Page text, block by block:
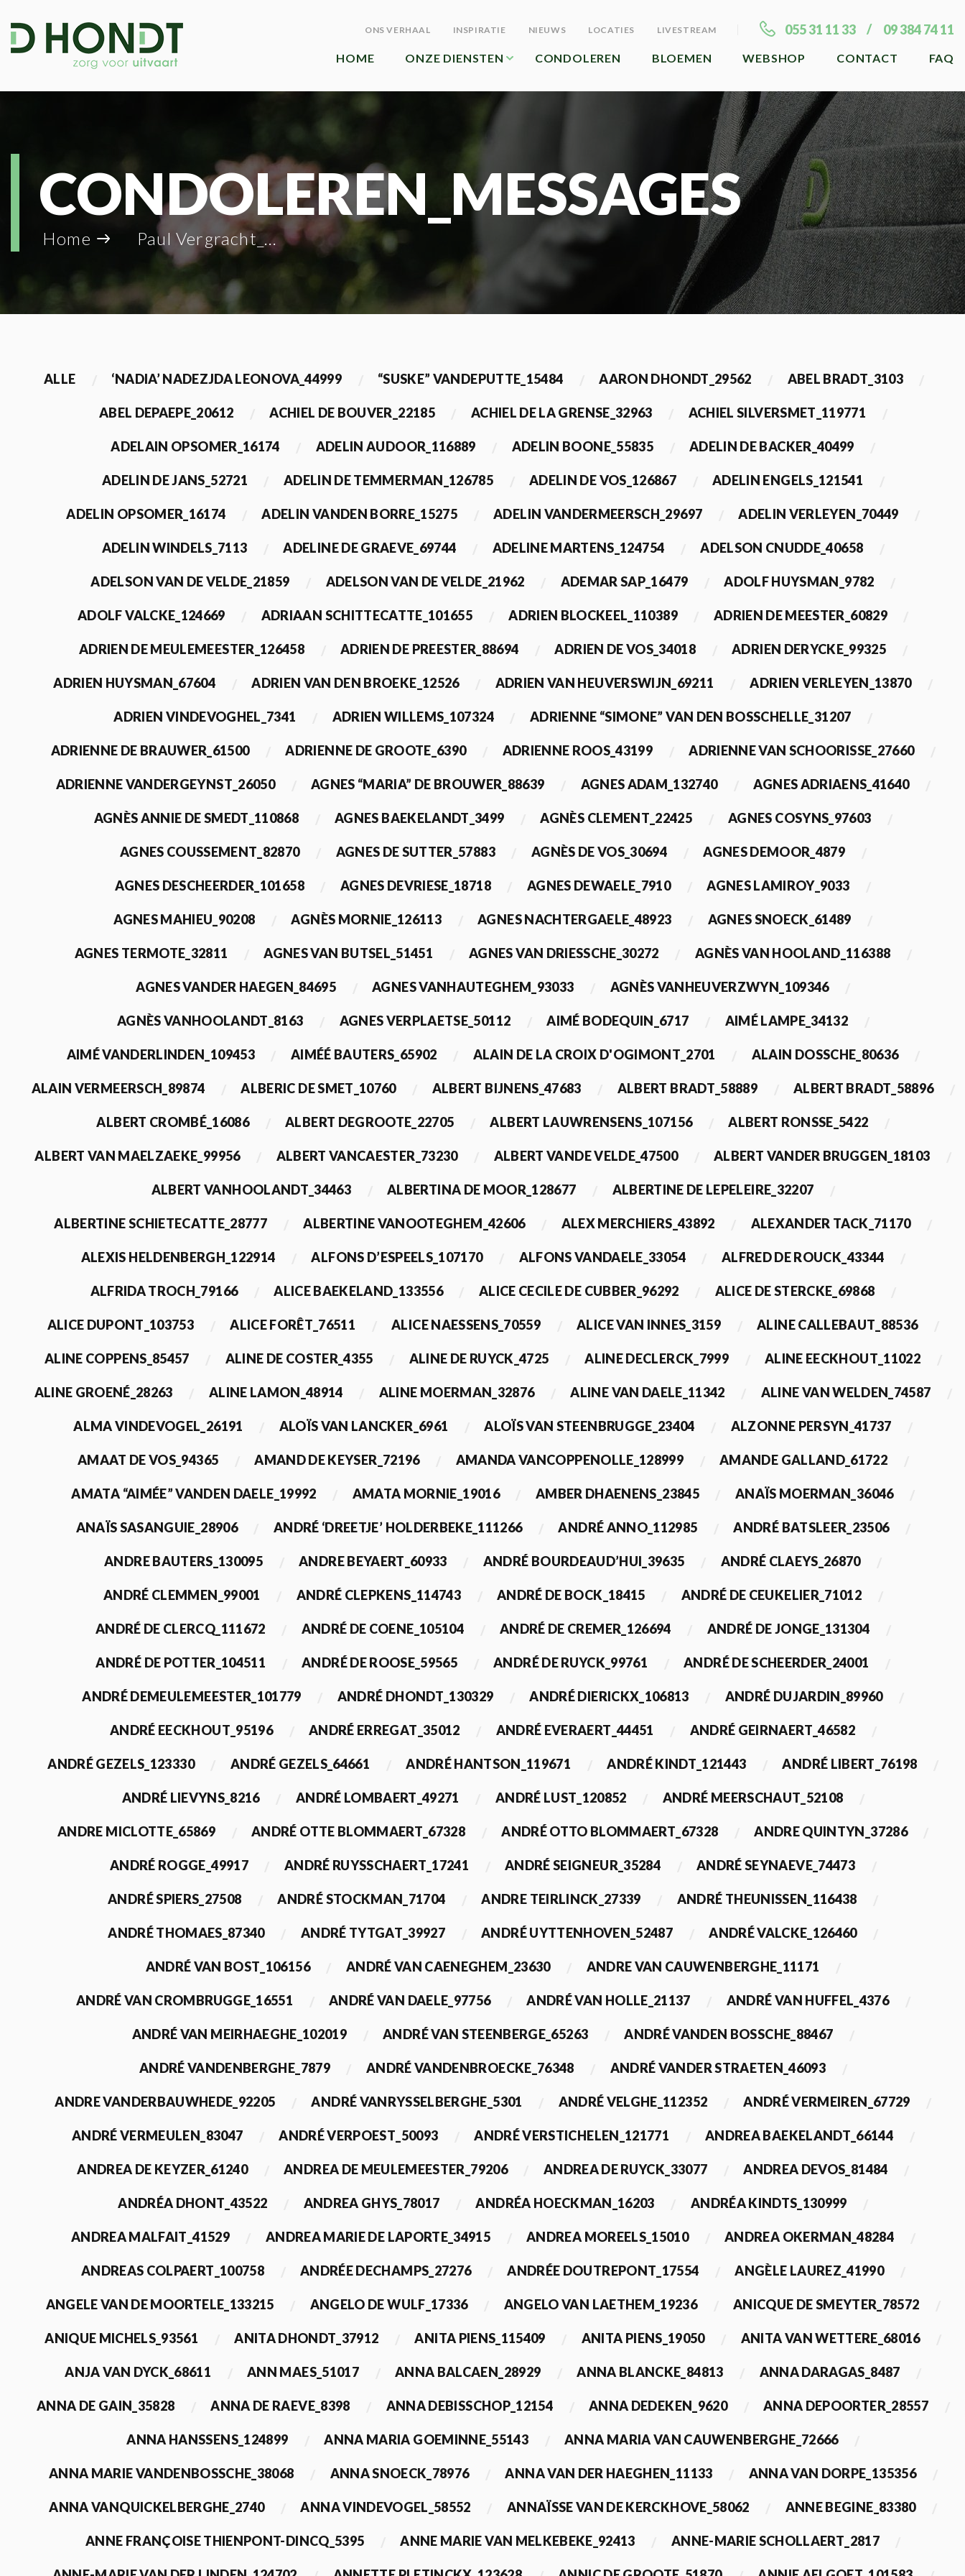
ONS VERHAAL INSPIRATIE NIEUWS LOCATIES LIVESTREAM 055 31 11 33 09 384 74 11
HOME ONZE DIENSTEN CONDOLEREN BLOEMEN WEBSHOP CONTACT FAQ
CONDOLEREN_MESSAGES
Home Paul Vergracht_17303
ALLE ‘NADIA’ NADEZJDA LEONOVA_44999 “SUSKE” VANDEPUTTE_15484 AARON DHONDT_29562 ABEL BRADT_3103
ABEL DEPAEPE_20612 ACHIEL DE BOUVER_22185 ACHIEL DE LA GRENSE_32963 ACHIEL SILVERSMET_119771
ADELAIN OPSOMER_16174 ADELIN AUDOOR_116889 ADELIN BOONE_55835 ADELIN DE BACKER_40499
ADELIN DE JANS_52721 ADELIN DE TEMMERMAN_126785 ADELIN DE VOS_126867 ADELIN ENGELS_121541
ADELIN OPSOMER_16174 ADELIN VANDEN BORRE_15275 ADELIN VANDERMEERSCH_29697 ADELIN VERLEYEN_70449
ADELIN WINDELS_7113 ADELINE DE GRAEVE_69744 ADELINE MARTENS_124754 ADELSON CNUDDE_40658
ADELSON VAN DE VELDE_21859 ADELSON VAN DE VELDE_21962 ADEMAR SAP_16479 ADOLF HUYSMAN_9782
ADOLF VALCKE_124669 ADRIAAN SCHITTECATTE_101655 ADRIEN BLOCKEEL_110389 ADRIEN DE MEESTER_60829
ADRIEN DE MEULEMEESTER_126458 ADRIEN DE PREESTER_88694 ADRIEN DE VOS_34018 ADRIEN DERYCKE_99325
ADRIEN HUYSMAN_67604 ADRIEN VAN DEN BROEKE_12526 ADRIEN VAN HEUVERSWIJN_69211 ADRIEN VERLEYEN_13870
ADRIEN VINDEVOGHEL_7341 ADRIEN WILLEMS_107324 ADRIENNE “SIMONE” VAN DEN BOSSCHELLE_31207
ADRIENNE DE BRAUWER_61500 ADRIENNE DE GROOTE_6390 ADRIENNE ROOS_43199 ADRIENNE VAN SCHOORISSE_27660
ADRIENNE VANDERGEYNST_26050 AGNES “MARIA” DE BROUWER_88639 AGNES ADAM_132740 AGNES ADRIAENS_41640
AGNÈS ANNIE DE SMEDT_110868 AGNES BAEKELANDT_3499 AGNÈS CLEMENT_22425 AGNES COSYNS_97603
AGNES COUSSEMENT_82870 AGNES DE SUTTER_57883 AGNÈS DE VOS_30694 AGNES DEMOOR_4879
AGNES DESCHEERDER_101658 AGNES DEVRIESE_18718 AGNES DEWAELE_7910 AGNES LAMIROY_9033
AGNES MAHIEU_90208 AGNÈS MORNIE_126113 AGNES NACHTERGAELE_48923 AGNES SNOECK_61489
AGNES TERMOTE_32811 AGNES VAN BUTSEL_51451 AGNES VAN DRIESSCHE_30272 AGNÈS VAN HOOLAND_116388
AGNES VANDER HAEGEN_84695 AGNES VANHAUTEGHEM_93033 AGNÈS VANHEUVERZWYN_109346
AGNÈS VANHOOLANDT_8163 AGNES VERPLAETSE_50112 AIMÉ BODEQUIN_6717 AIMÉ LAMPE_34132
AIMÉ VANDERLINDEN_109453 AIMÉÉ BAUTERS_65902 ALAIN DE LA CROIX D'OGIMONT_2701 ALAIN DOSSCHE_80636
ALAIN VERMEERSCH_89874 ALBERIC DE SMET_10760 ALBERT BIJNENS_47683 ALBERT BRADT_58889 ALBERT BRADT_58896
ALBERT CROMBÉ_16086 ALBERT DEGROOTE_22705 ALBERT LAUWRENSENS_107156 ALBERT RONSSE_5422
ALBERT VAN MAELZAEKE_99956 ALBERT VANCAESTER_73230 ALBERT VANDE VELDE_47500 ALBERT VANDER BRUGGEN_18103
ALBERT VANHOOLANDT_34463 ALBERTINA DE MOOR_128677 ALBERTINE DE LEPELEIRE_32207
ALBERTINE SCHIETECATTE_28777 ALBERTINE VANOOTEGHEM_42606 ALEX MERCHIERS_43892 ALEXANDER TACK_71170
ALEXIS HELDENBERGH_122914 ALFONS D’ESPEELS_107170 ALFONS VANDAELE_33054 ALFRED DE ROUCK_43344
ALFRIDA TROCH_79166 ALICE BAEKELAND_133556 ALICE CECILE DE CUBBER_96292 ALICE DE STERCKE_69868
ALICE DUPONT_103753 ALICE FORÊT_76511 ALICE NAESSENS_70559 ALICE VAN INNES_3159 ALINE CALLEBAUT_88536
ALINE COPPENS_85457 ALINE DE COSTER_4355 ALINE DE RUYCK_4725 ALINE DECLERCK_7999 ALINE EECKHOUT_11022
ALINE GROENÉ_28263 ALINE LAMON_48914 ALINE MOERMAN_32876 ALINE VAN DAELE_11342 ALINE VAN WELDEN_74587
ALMA VINDEVOGEL_26191 ALOÏS VAN LANCKER_6961 ALOÏS VAN STEENBRUGGE_23404 ALZONNE PERSYN_41737
AMAAT DE VOS_94365 AMAND DE KEYSER_72196 AMANDA VANCOPPENOLLE_128999 AMANDE GALLAND_61722
AMATA “AIMÉE” VANDEN DAELE_19992 AMATA MORNIE_19016 AMBER DHAENENS_23845 ANAÏS MOERMAN_36046
ANAÏS SASANGUIE_28906 ANDRÉ ‘DREETJE’ HOLDERBEKE_111266 ANDRÉ ANNO_112985 ANDRÉ BATSLEER_23506
ANDRE BAUTERS_130095 ANDRE BEYAERT_60933 ANDRÉ BOURDEAUD’HUI_39635 ANDRÉ CLAEYS_26870
ANDRÉ CLEMMEN_99001 ANDRÉ CLEPKENS_114743 ANDRÉ DE BOCK_18415 ANDRÉ DE CEUKELIER_71012
ANDRÉ DE CLERCQ_111672 ANDRÉ DE COENE_105104 ANDRÉ DE CREMER_126694 ANDRÉ DE JONGE_131304
ANDRÉ DE POTTER_104511 ANDRÉ DE ROOSE_59565 ANDRÉ DE RUYCK_99761 ANDRÉ DE SCHEERDER_24001
ANDRÉ DEMEULEMEESTER_101779 ANDRÉ DHONDT_130329 ANDRÉ DIERICKX_106813 ANDRÉ DUJARDIN_89960
ANDRÉ EECKHOUT_95196 ANDRÉ ERREGAT_35012 ANDRÉ EVERAERT_44451 ANDRÉ GEIRNAERT_46582
ANDRÉ GEZELS_123330 ANDRÉ GEZELS_64661 ANDRÉ HANTSON_119671 ANDRÉ KINDT_121443 ANDRÉ LIBERT_76198
ANDRÉ LIEVYNS_8216 ANDRÉ LOMBAERT_49271 ANDRÉ LUST_120852 ANDRÉ MEERSCHAUT_52108
ANDRE MICLOTTE_65869 ANDRÉ OTTE BLOMMAERT_67328 ANDRÉ OTTO BLOMMAERT_67328 ANDRE QUINTYN_37286
ANDRÉ ROGGE_49917 ANDRÉ RUYSSCHAERT_17241 ANDRÉ SEIGNEUR_35284 ANDRÉ SEYNAEVE_74473
ANDRÉ SPIERS_27508 ANDRÉ STOCKMAN_71704 ANDRE TEIRLINCK_27339 ANDRÉ THEUNISSEN_116438
ANDRÉ THOMAES_87340 ANDRÉ TYTGAT_39927 ANDRÉ UYTTENHOVEN_52487 ANDRÉ VALCKE_126460
ANDRÉ VAN BOST_106156 ANDRÉ VAN CAENEGHEM_23630 ANDRE VAN CAUWENBERGHE_11171
ANDRÉ VAN CROMBRUGGE_16551 ANDRÉ VAN DAELE_97756 ANDRÉ VAN HOLLE_21137 ANDRÉ VAN HUFFEL_4376
ANDRÉ VAN MEIRHAEGHE_102019 ANDRÉ VAN STEENBERGE_65263 ANDRÉ VANDEN BOSSCHE_88467
ANDRÉ VANDENBERGHE_7879 ANDRÉ VANDENBROECKE_76348 ANDRÉ VANDER STRAETEN_46093
ANDRE VANDERBAUWHEDE_92205 ANDRÉ VANRYSSELBERGHE_5301 ANDRÉ VELGHE_112352 ANDRÉ VERMEIREN_67729
ANDRÉ VERMEULEN_83047 ANDRÉ VERPOEST_50093 ANDRÉ VERSTICHELEN_121771 ANDREA BAEKELANDT_66144
ANDREA DE KEYZER_61240 ANDREA DE MEULEMEESTER_79206 ANDREA DE RUYCK_33077 ANDREA DEVOS_81484
ANDRÉA DHONT_43522 ANDREA GHYS_78017 ANDRÉA HOECKMAN_16203 ANDRÉA KINDTS_130999
ANDREA MALFAIT_41529 ANDREA MARIE DE LAPORTE_34915 ANDREA MOREELS_15010 ANDREA OKERMAN_48284
ANDREAS COLPAERT_100758 ANDRÉE DECHAMPS_27276 ANDRÉE DOUTREPONT_17554 ANGÈLE LAUREZ_41990
ANGELE VAN DE MOORTELE_133215 ANGELO DE WULF_17336 ANGELO VAN LAETHEM_19236 ANICQUE DE SMEYTER_78572
ANIQUE MICHELS_93561 ANITA DHONDT_37912 ANITA PIENS_115409 ANITA PIENS_19050 ANITA VAN WETTERE_68016
ANJA VAN DYCK_68611 ANN MAES_51017 ANNA BALCAEN_28929 ANNA BLANCKE_84813 ANNA DARAGAS_8487
ANNA DE GAIN_35828 ANNA DE RAEVE_8398 ANNA DEBISSCHOP_12154 ANNA DEDEKEN_9620 ANNA DEPOORTER_28557
ANNA HANSSENS_124899 ANNA MARIA GOEMINNE_55143 ANNA MARIA VAN CAUWENBERGHE_72666
ANNA MARIE VANDENBOSSCHE_38068 ANNA SNOECK_78976 ANNA VAN DER HAEGHEN_11133 ANNA VAN DORPE_135356
ANNA VANQUICKELBERGHE_2740 ANNA VINDEVOGEL_58552 ANNAÏSSE VAN DE KERCKHOVE_58062 ANNE BEGINE_83380
ANNE FRANÇOISE THIENPONT-DINCQ_5395 ANNE MARIE VAN MELKEBEKE_92413 ANNE-MARIE SCHOLLAERT_2817